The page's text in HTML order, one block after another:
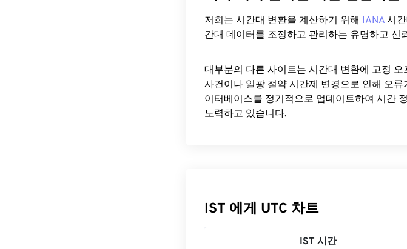
저희는 시간대 변환을 계산하기 위해 IANA 시
간대 데이터를 조정하고 관리하는 유명하고 신
대부분의 다른 사이트는 시간대 변환에 ​​고정
사건이나 일광 절약 시간제 변경으로 인해 오
이터베이스를 정기적으로 업데이트하여 시간
노력하고 있습니다.
IST 에게 UTC 차트
IST 시간